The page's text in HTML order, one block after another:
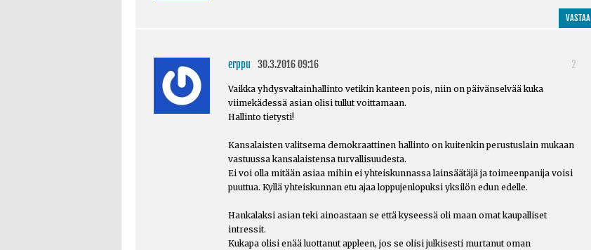
VASTAA
erppu 30.3.2016 09:16 2
Vaikka yhdysvaltainhallinto vetikin kanteen pois, niin on päivänselvää kuka
viimekädessä asian olisi tullut voittamaan.
Hallinto tietysti!
Kansalaisten valitsema demokraattinen hallinto on kuitenkin perustuslain mukaan
vastuussa kansalaistensa turvallisuudesta.
Ei voi olla mitään asiaa mihin ei yhteiskunnassa lainsäätäjä ja toimeenpanija voisi
puuttua. Kyllä yhteiskunnan etu ajaa loppujenlopuksi yksilön edun edelle.
Hankalaksi asian teki ainoastaan se että kyseessä oli maan omat kaupalliset
intressit.
Kukapa olisi enää luottanut appleen, jos se olisi julkisesti murtanut oman